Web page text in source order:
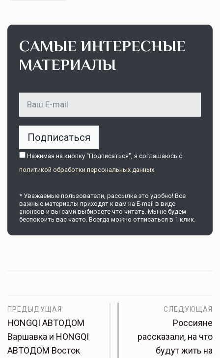
САМЫЕ ИНТЕРЕСНЫЕ
МАТЕРИАЛЫ
Подписаться
Нажимая на кнопку "Подписаться", я соглашаюсь c
политикой обработки персональных данных
* Уважаемые пользователи, рассылка это удобно! Все
важные материалы приходят к вам на E-mail в виде
анонсов и вы сами выбираете что читать. Мы не будем
беспокоить вас часто. Всегда можно отписаться в 1 клик.
ПРЕДЫДУЩАЯ
HONGQI АВТОДОМ
Варшавка и HONGQI
АВТОДОМ Восток
СЛЕДУЮЩАЯ
Россияне
рассказали, на что
будут жить на